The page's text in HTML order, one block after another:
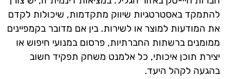
להתמקד באסטרטגיות שיווק מתקדמות, שיכולות לקדם
את המודעות למוצר או לשירות. בין אם מדובר בקמפיינים
ממומנים ברשתות החברתיות, פרסום במנועי חיפוש או
יצירת תוכן איכותי, כל אלמנט משחק תפקיד חשוב
בהגעה לקהל היעד.